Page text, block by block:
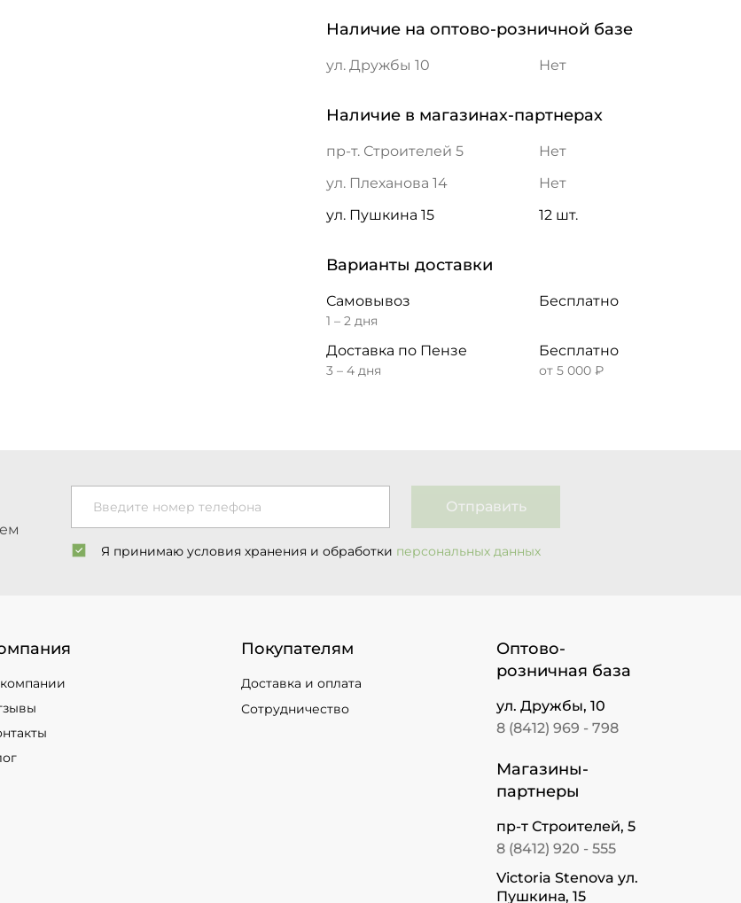
Наличие на оптово-розничной базе
ул. Дружбы 10 Нет
Наличие в магазинах-партнерах
пр-т. Строителей 5
Нет
ул. Плеханова 14
Нет
ул. Пушкина 15
12 шт.
Варианты доставки
Самовывоз
1 – 2 дня
Бесплатно
Доставка по Пензе
3 – 4 дня
Бесплатно
от 5 000 ₽
Введите номер телефона Отправить
Я принимаю условия хранения и обработки персональных данных
Покупателям
Доставка и оплата
Сотрудничество
Оптово-
розничная база
ул. Дружбы, 10
8 (8412) 969 - 798
Магазины-
партнеры
пр-т Строителей, 5
8 (8412) 920 - 555
Victoria Stenova ул.
Пушкина, 15